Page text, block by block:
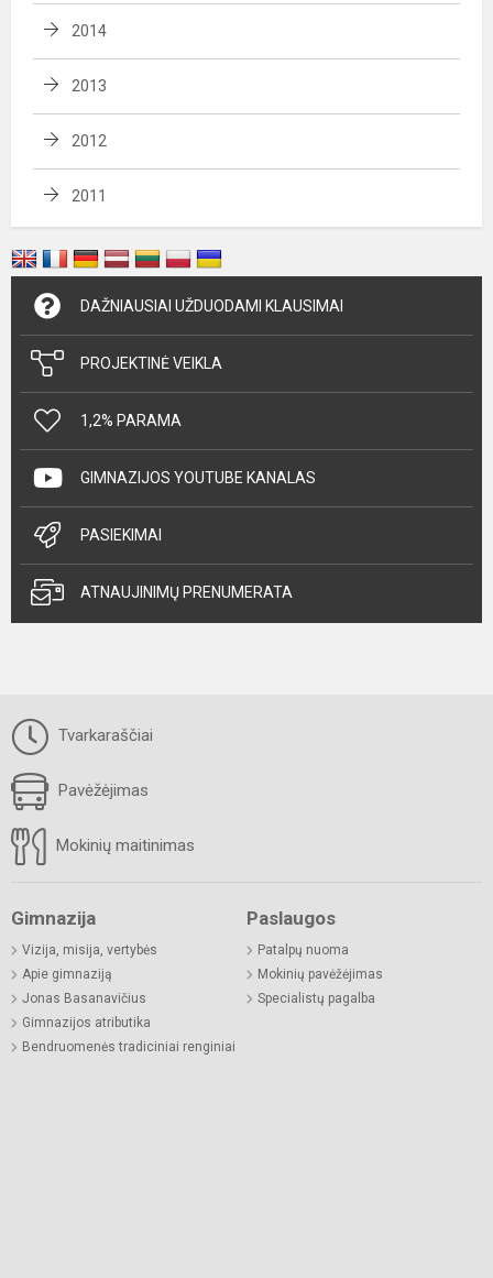
2014
2013
2012
2011
DAŽNIAUSIAI UŽDUODAMI KLAUSIMAI
PROJEKTINĖ VEIKLA
1,2% PARAMA
GIMNAZIJOS YOUTUBE KANALAS
PASIEKIMAI
ATNAUJINIMŲ PRENUMERATA
Tvarkaraščiai
Pavėžėjimas
Mokinių maitinimas
Gimnazija
Vizija, misija, vertybės
Apie gimnaziją
Jonas Basanavičius
Gimnazijos atributika
Bendruomenės tradiciniai renginiai
Paslaugos
Patalpų nuoma
Mokinių pavėžėjimas
Specialistų pagalba